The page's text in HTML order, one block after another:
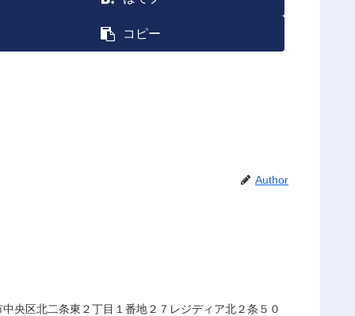
コピー
Author
央区北二条東２丁目１番地２７レジディア北２条５０